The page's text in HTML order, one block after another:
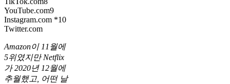
YouTube.com9
Instagram.com *10
Twitter.com
Amazon이 11월에
5위였지만 Netflix
가 2020년 12월에
추월했고, 어떤 날